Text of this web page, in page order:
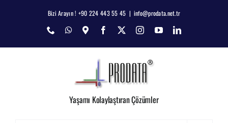
Bizi Arayın ! +90 224 443 55 45 | info@prodata.net.tr
Phone WhatsApp
Map Facebook Instagram
YouTubeLinkedIn
Yaşamı Kolaylaştıran Çözümler